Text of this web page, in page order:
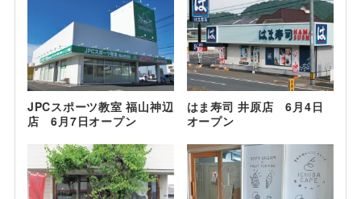
JPCスポーツ教室 福山神辺
店 6月7日オープン
はま寿司 井原店 6月4日
オープン